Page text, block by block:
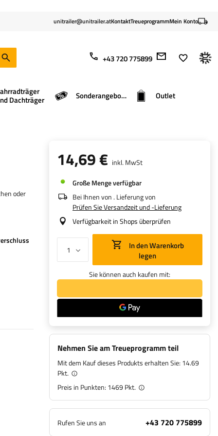
unitrailer@unitrailer.atKontaktTreueprogrammMein Konto
+43 720 775899
Dachträger Sonderangebote Outlet
oder
14,69 € inkl. MwSt
Große Menge verfügbar
Bei Ihnen von . Lieferung von
Prüfen Sie Versandzeit und -Lieferung
Verfügbarkeit in Shops überprüfen
legen
Sie können auch kaufen mit:
Nehmen Sie am Treueprogramm teil
Mit dem Kauf dieses Produkts erhalten Sie: 14.69
Pkt.
Preis in Punkten: 1469Pkt.
Rufen Sie uns an +43 720 775899